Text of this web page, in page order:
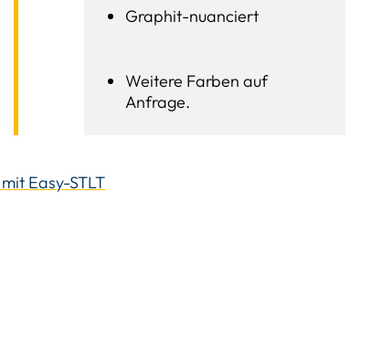
Graphit-nuanciert
Weitere Farben auf
Anfrage.
mit Easy-STLT